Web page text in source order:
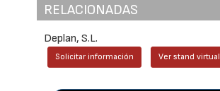
RELACIONADAS
Deplan, S.L.
Solicitar información Ver stand virtual